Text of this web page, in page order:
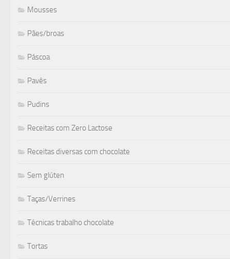
Mousses
Pães/broas
Páscoa
Pavês
Pudins
Receitas com Zero Lactose
Receitas diversas com chocolate
Sem glúten
Taças/Verrines
Técnicas trabalho chocolate
Tortas